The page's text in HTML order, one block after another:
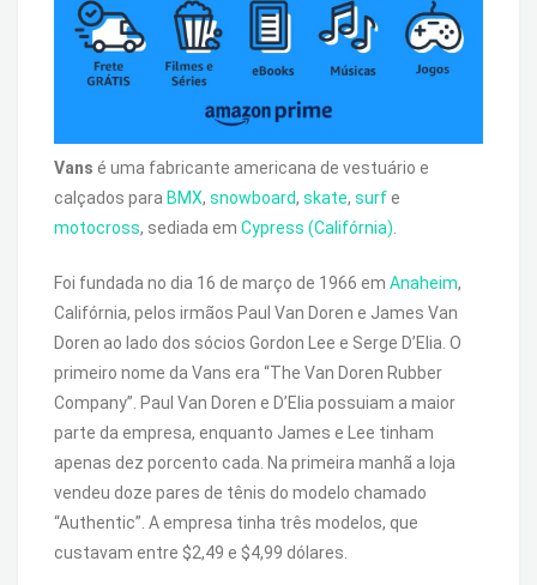
Vans é uma fabricante americana de vestuário e
calçados para BMX, snowboard, skate, surfe
motocross, sediada em Cypress (Califórnia)
Foi fundada no dia 16 de março de 1966 em Anaheim,
Califórnia, pelos irmãos Paul Van Doren e James Van
Doren ao lado dos sócios Gordon Lee e Serge D’Elia. O
primeiro nome da Vans era “The Van Doren Rubber
Company”. Paul Van Doren e D’Elia possuiam a maior
parte da empresa, enquanto James e Lee tinham
apenas dez porcento cada. Na primeira manhã a loja
vendeu doze pares de tênis do modelo chamado
“Authentic”. A empresa tinha três modelos, que
custavam entre $2,49 e $4,99 dólares.